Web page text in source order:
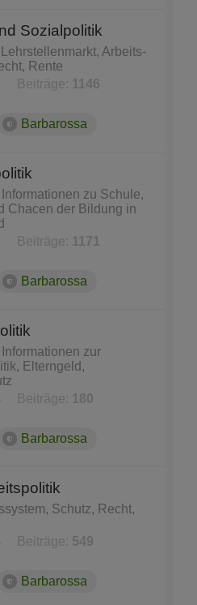
Sozialpolitik
Arbeits-
Rente
Beiträge: 1146
Barbarossa
zu Schule,
Chacen der Bildung in
Beiträge: 1171
Barbarossa
zur
Elterngeld,
Beiträge: 180
Barbarossa
Schutz, Recht,
Beiträge: 549
Barbarossa